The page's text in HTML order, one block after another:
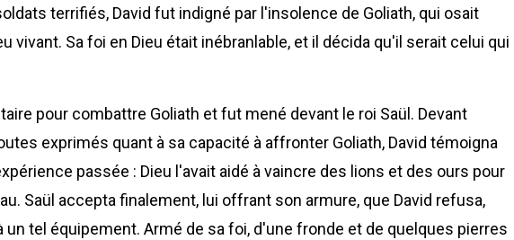
terrifiés, David fut indigné par l'insolence de Goliath, qui osait
vivant. Sa foi en Dieu était inébranlable, et il décida qu'il serait celui qui
pour combattre Goliath et fut mené devant le roi Saül. Devant
exprimés quant à sa capacité à affronter Goliath, David témoigna
passée : Dieu l'avait aidé à vaincre des lions et des ours pour
Saül accepta finalement, lui offrant son armure, que David refusa,
un tel équipement. Armé de sa foi, d'une fronde et de quelques pierres